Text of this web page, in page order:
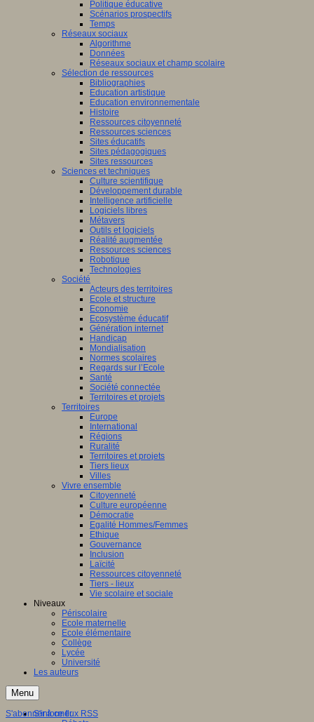
Politique éducative
Scénarios prospectifs
Temps
Réseaux sociaux
Algorithme
Données
Réseaux sociaux et champ scolaire
Sélection de ressources
Bibliographies
Education artistique
Education environnementale
Histoire
Ressources citoyenneté
Ressources sciences
Sites éducatifs
Sites pédagogiques
Sites ressources
Sciences et techniques
Culture scientifique
Développement durable
Intelligence artificielle
Logiciels libres
Métavers
Outils et logiciels
Réalité augmentée
Ressources sciences
Robotique
Technologies
Société
Acteurs des territoires
Ecole et structure
Economie
Ecosystème éducatif
Génération internet
Handicap
Mondialisation
Normes scolaires
Regards sur l’Ecole
Santé
Société connectée
Territoires et projets
Territoires
Europe
International
Régions
Ruralité
Territoires et projets
Tiers lieux
Villes
Vivre ensemble
Citoyenneté
Culture européenne
Démocratie
Egalité Hommes/Femmes
Ethique
Gouvernance
Inclusion
Laïcité
Ressources citoyenneté
Tiers - lieux
Vie scolaire et sociale
Niveaux
Périscolaire
Ecole maternelle
Ecole élémentaire
Collège
Lycée
Université
Les auteurs
Menu
S'informer
S'abonner à ce flux RSS